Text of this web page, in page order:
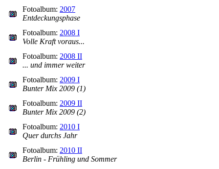
Fotoalbum: 2007
Entdeckungsphase
Fotoalbum: 2008 I
Volle Kraft voraus...
Fotoalbum: 2008 II
... und immer weiter
Fotoalbum: 2009 I
Bunter Mix 2009 (1)
Fotoalbum: 2009 II
Bunter Mix 2009 (2)
Fotoalbum: 2010 I
Quer durchs Jahr
Fotoalbum: 2010 II
Berlin - Frühling und Sommer